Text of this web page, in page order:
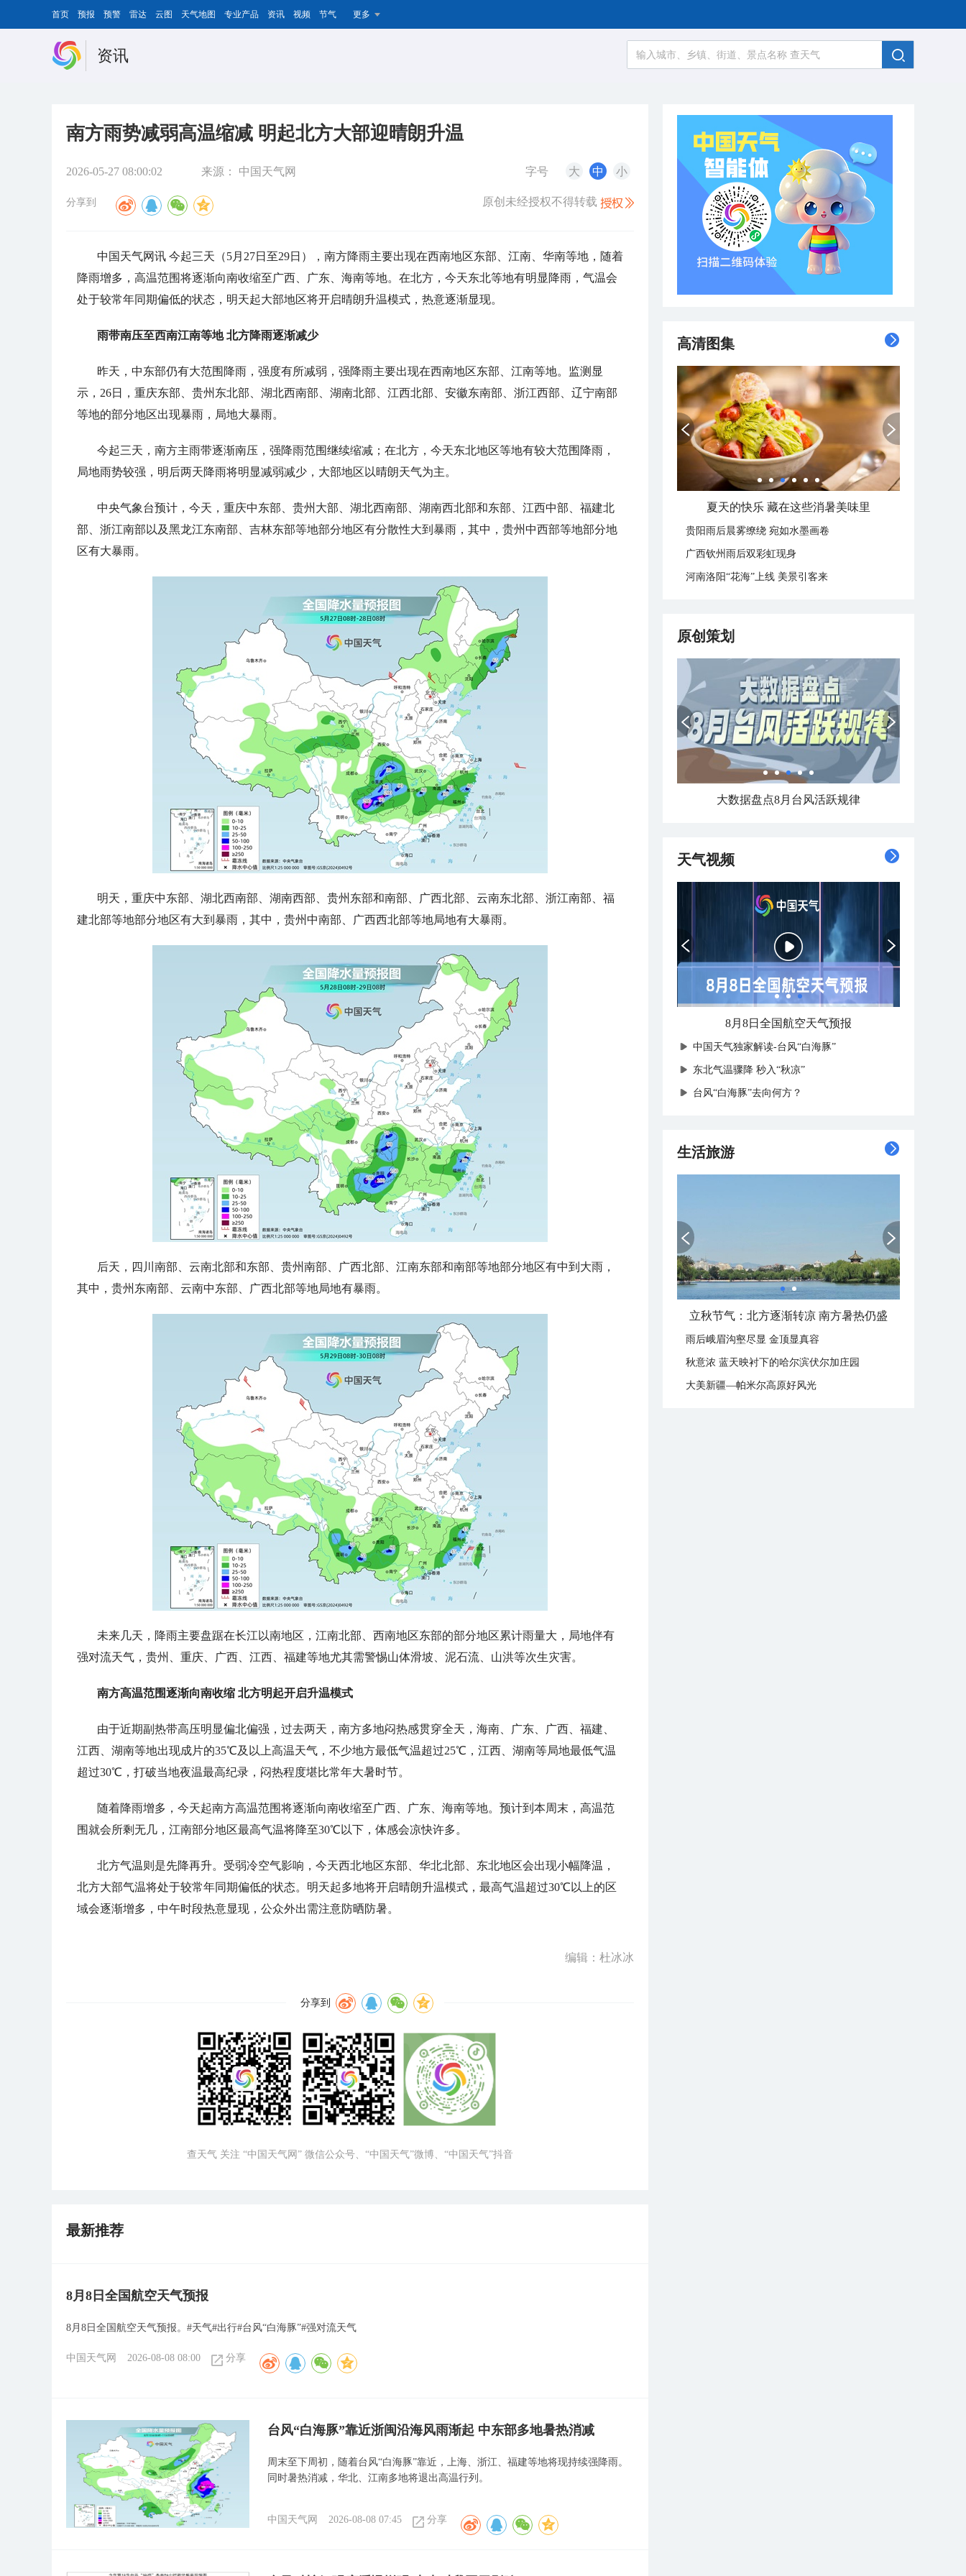
首页 预报 预警 雷达 云图 天气地图 专业产品 资讯 视频 节气 更多
资讯
南方雨势减弱高温缩减 明起北方大部迎晴朗升温
2026-05-27 08:00:02 来源： 中国天气网 字号 大 中 小
分享到 原创未经授权不得转载
中国天气网讯 今起三天（5月27日至29日），南方降雨主要出现在西南地区东部、江南、华南等地，随着
降雨增多，高温范围将逐渐向南收缩至广西、广东、海南等地。在北方，今天东北等地有明显降雨，气温会
处于较常年同期偏低的状态，明天起大部地区将开启晴朗升温模式，热意逐渐显现。
雨带南压至西南江南等地 北方降雨逐渐减少
昨天，中东部仍有大范围降雨，强度有所减弱，强降雨主要出现在西南地区东部、江南等地。监测显
示， 26日，重庆东部、贵州东北部、湖北西南部、湖南北部、江西北部、安徽东南部、浙江西部、辽宁南部
等地的部分地区出现暴雨，局地大暴雨。
今起三天，南方主雨带逐渐南压，强降雨范围继续缩减；在北方，今天东北地区等地有较大范围降雨，
局地雨势较强，明后两天降雨将明显减弱减少，大部地区以晴朗天气为主。
中央气象台预计，今天， 重庆中东部、贵州大部、湖北西南部、湖南西北部和东部、江西中部、福建北
部、浙江南部以及黑龙江东南部、吉林东部等地部分地区有分散性大到暴雨，其中，贵州中西部等地部分地
区有大暴雨。
明天， 重庆中东部、湖北西南部、湖南西部、贵州东部和南部、广西北部、云南东北部、浙江南部、福
建北部等地部分地区有大到暴雨，其中，贵州中南部、广西西北部等地局地有大暴雨。
后天， 四川南部、云南北部和东部、贵州南部、广西北部、江南东部和南部等地部分地区有中到大雨，
其中，贵州东南部、云南中东部、广西北部等地局地有暴雨。
未来几天，降雨主要盘踞在长江以南地区，江南北部、西南地区东部的部分地区累计雨量大，局地伴有
强对流天气，贵州、重庆、广西、江西、福建等地尤其需警惕山体滑坡、泥石流、山洪等次生灾害。
南方高温范围逐渐向南收缩 北方明起开启升温模式
由于近期副热带高压明显偏北偏强，过去两天，南方多地闷热感贯穿全天，海南、广东、广西、福建、
江西、湖南等地出现成片的35℃及以上高温天气，不少地方最低气温超过25℃，江西、湖南等局地最低气温
超过30℃，打破当地夜温最高纪录，闷热程度堪比常年大暑时节。
随着降雨增多，今天起南方高温范围将逐渐向南收缩至广西、广东、海南等地。预计到本周末，高温范
围就会所剩无几，江南部分地区最高气温将降至30℃以下，体感会凉快许多。
北方气温则是先降再升。受弱冷空气影响，今天西北地区东部、华北北部、东北地区会出现小幅降温，
北方大部气温将处于较常年同期偏低的状态。明天起多地将开启晴朗升温模式，最高气温超过30℃以上的区
域会逐渐增多，中午时段热意显现，公众外出需注意防晒防暑。
编辑：杜冰冰
分享到
查天气 关注 “中国天气网” 微信公众号、“中国天气”微博、“中国天气”抖音
最新推荐
8月8日全国航空天气预报
8月8日全国航空天气预报。#天气#出行#台风“白海豚”#强对流天气
中国天气网 2026-08-08 08:00 分享
台风“白海豚”靠近浙闽沿海风雨渐起 中东部多地暑热消减
周末至下周初，随着台风“白海豚”靠近，上海、浙江、福建等地将现持续强降雨。
同时暑热消减，华北、江南多地将退出高温行列。
中国天气网 2026-08-08 07:45 分享
高清图集
夏天的快乐 藏在这些消暑美味里
贵阳雨后晨雾缭绕 宛如水墨画卷
广西钦州雨后双彩虹现身
河南洛阳“花海”上线 美景引客来
原创策划
大数据盘点8月台风活跃规律
天气视频
8月8日全国航空天气预报
中国天气独家解读-台风“白海豚”
东北气温骤降 秒入“秋凉”
台风“白海豚”去向何方？
生活旅游
立秋节气：北方逐渐转凉 南方暑热仍盛
雨后峨眉沟壑尽显 金顶显真容
秋意浓 蓝天映衬下的哈尔滨伏尔加庄园
大美新疆—帕米尔高原好风光